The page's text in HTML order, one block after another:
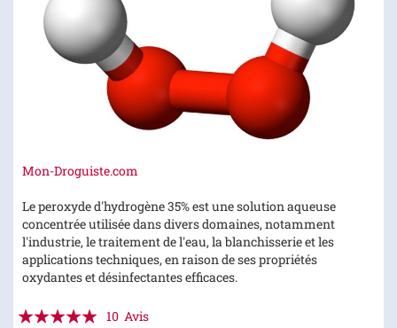
Mon-Droguiste.com
Le peroxyde d'hydrogène 35% est une solution aqueuse
concentrée utilisée dans divers domaines, notamment
l'industrie, le traitement de l'eau, la blanchisserie et les
applications techniques, en raison de ses propriétés
oxydantes et désinfectantes efficaces.
Évaluation:
10 Avis
Skip
the
beginning
of
the
images